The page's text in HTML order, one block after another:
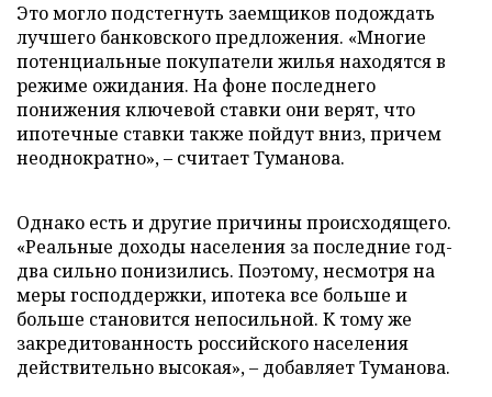
Это могло подстегнуть заемщиков подождать
лучшего банковского предложения. «Многие
потенциальные покупатели жилья находятся в
режиме ожидания. На фоне последнего
понижения ключевой ставки они верят, что
ипотечные ставки также пойдут вниз, причем
неоднократно», – считает Туманова.
Однако есть и другие причины происходящего.
«Реальные доходы населения за последние год-
два сильно понизились. Поэтому, несмотря на
меры господдержки, ипотека все больше и
больше становится непосильной. К тому же
закредитованность российского населения
действительно высокая», – добавляет Туманова.